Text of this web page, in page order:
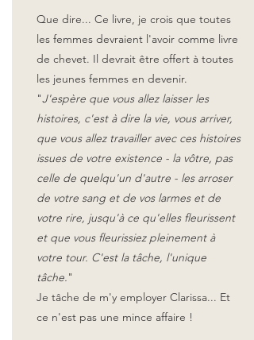
Que dire... Ce livre, je crois que toutes
les femmes devraient l'avoir comme livre
de chevet. Il devrait être offert à toutes
les jeunes femmes en devenir.
"J'espère que vous allez laisser les
histoires, c'est à dire la vie, vous arriver,
que vous allez travailler avec ces histoires
issues de votre existence - la vôtre, pas
celle de quelqu'un d'autre - les arroser
de votre sang et de vos larmes et de
votre rire, jusqu'à ce qu'elles fleurissent
et que vous fleurissiez pleinement à
votre tour. C'est la tâche, l'unique
tâche."
Je tâche de m'y employer Clarissa... Et
ce n'est pas une mince affaire !